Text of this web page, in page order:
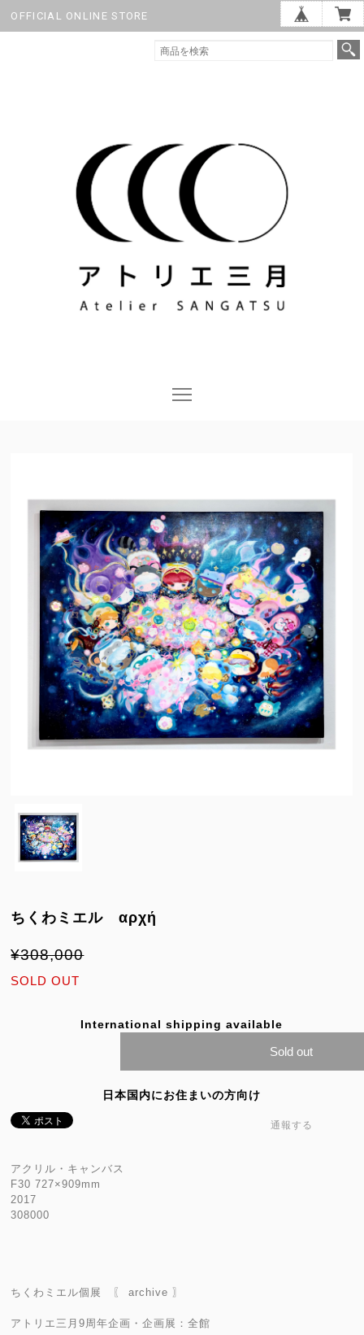
OFFICIAL ONLINE STORE
ちくわミエル αρχή
¥308,000
SOLD OUT
International shipping available
Sold out
日本国内にお住まいの方向け
通報する
アクリル・キャンバス
F30 727×909mm
2017
308000
ちくわミエル個展 〖 archive 〗
アトリエ三月9周年企画・企画展：全館